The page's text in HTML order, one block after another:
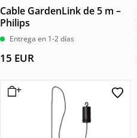
Cable GardenLink de 5 m –
Philips
Entrega en 1-2 días
15 EUR